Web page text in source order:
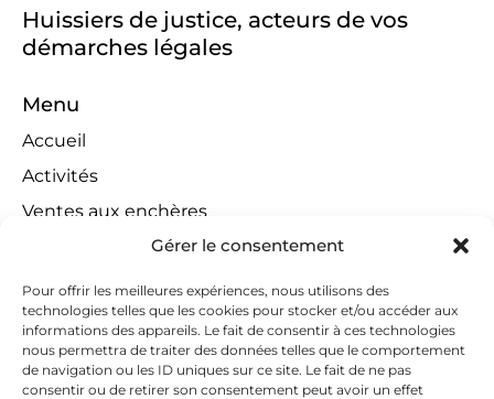
Gérer le consentement
Pour offrir les meilleures expériences, nous utilisons des
technologies telles que les cookies pour stocker et/ou accéder aux
informations des appareils. Le fait de consentir à ces technologies
nous permettra de traiter des données telles que le comportement
de navigation ou les ID uniques sur ce site. Le fait de ne pas
consentir ou de retirer son consentement peut avoir un effet
Huissiers de justice, acteurs de vos
démarches légales
Menu
Accueil
Activités
Ventes aux enchères
Compétences territoriales
Jeux concours
Liens
Contact
Contactez-nous